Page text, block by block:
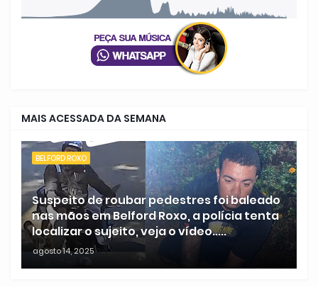
MAIS ACESSADA DA SEMANA
BELFORD ROXO
Suspeito de roubar pedestres foi baleado
nas mãos em Belford Roxo, a polícia tenta
localizar o sujeito, veja o vídeo.....
agosto 14, 2025